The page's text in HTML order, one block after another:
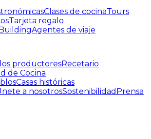
Clases de cocinaTours
Tarjeta regalo
Agentes de viaje
productoresRecetario
de Cocina
Casas históricas
a nosotrosSostenibilidad Prensa